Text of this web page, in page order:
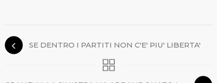
SE DENTRO I PARTITI NON C'E' PIU' LIBERTA'